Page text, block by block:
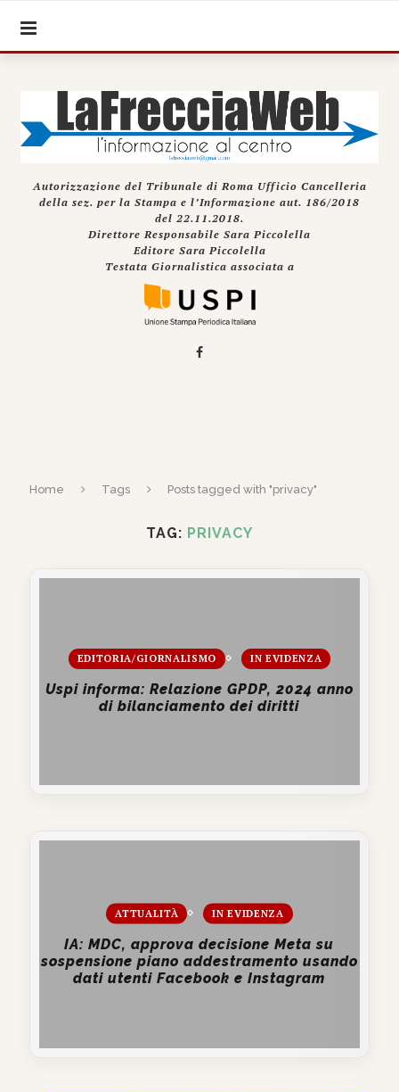
Autorizzazione del Tribunale di Roma Ufficio Cancelleria
della sez. per la Stampa e l’Informazione aut. 186/2018
del 22.11.2018.
Direttore Responsabile Sara Piccolella
Editore Sara Piccolella
Testata Giornalistica associata a
Home Tags Posts tagged with "privacy"
TAG: PRIVACY
EDITORIA/GIORNALISMO IN EVIDENZA
Uspi informa: Relazione GPDP, 2024 anno
di bilanciamento dei diritti
ATTUALITÀ IN EVIDENZA
IA: MDC, approva decisione Meta su
sospensione piano addestramento usando
dati utenti Facebook e Instagram